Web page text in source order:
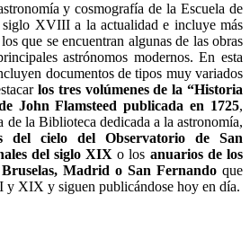
y cosmografía de la Escuela de
siglo XVIII a la actualidad e incluye más
que se encuentran algunas de las obras
astrónomos modernos. En esta
documentos de tipos muy variados
los tres volúmenes de la “Historia
John Flamsteed publicada en 1725,
de la Biblioteca dedicada a la astronomía,
del cielo del Observatorio de San
del siglo XIX o los anuarios de los
Madrid o San Fernando que
y XIX y siguen publicándose hoy en día.